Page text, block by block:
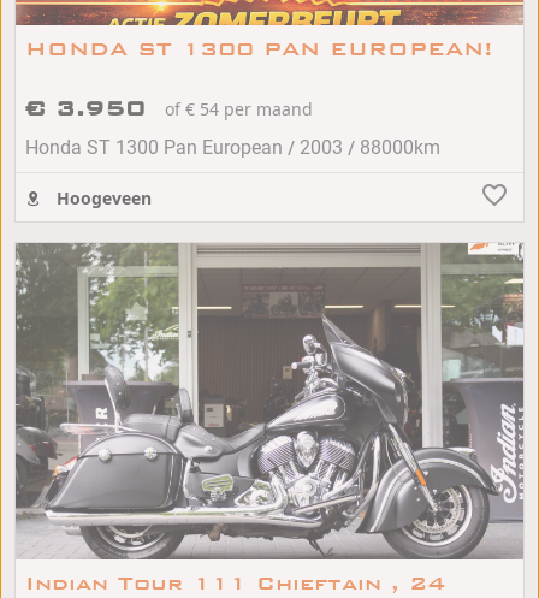
HONDA ST 1300 PAN EUROPEAN!
€ 3.950
of € 54 per maand
Honda ST 1300 Pan European / 2003 / 88000km
Hoogeveen
Indian Tour 111 Chieftain , 24